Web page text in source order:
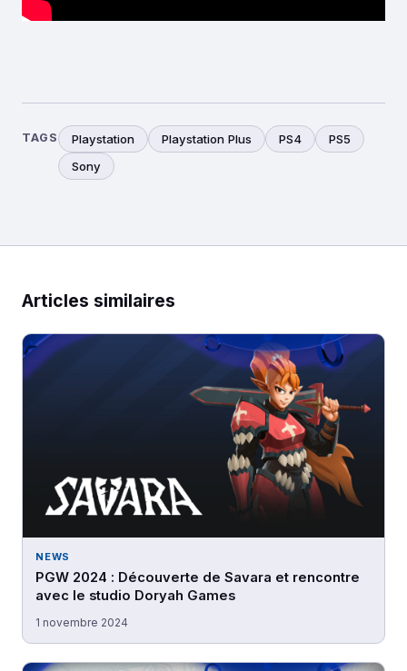
TAGS Playstation Playstation Plus PS4
PS5
Sony
Articles similaires
NEWS
PGW 2024 : Découverte de Savara et rencontre
avec le studio Doryah Games
1 novembre 2024